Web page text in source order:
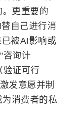
。更重要的
自己进行消
被AI影响或
咨询计
证可行
发意愿并制
消费者的私